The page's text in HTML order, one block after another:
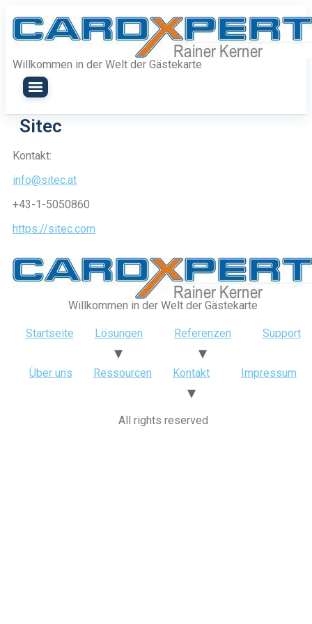
Inhalt
springen
Willkommen in der Welt der Gästekarte
Sitec
Kontakt:
info@sitec.at
+43-1-5050860
https://sitec.com
Willkommen in der Welt der Gästekarte
Startseite Lösungen Referenzen Support
Über uns Ressourcen Kontakt Impressum
All rights reserved